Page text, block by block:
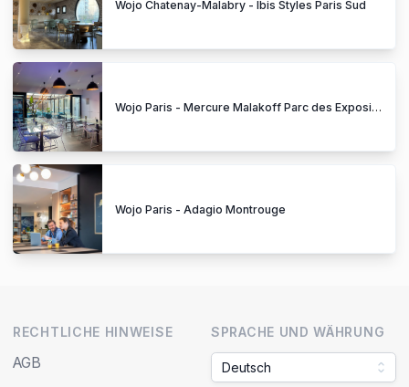
Wojo Chatenay-Malabry - Ibis Styles Paris Sud
Wojo Paris - Mercure Malakoff Parc des Expositions
Wojo Paris - Adagio Montrouge
RECHTLICHE HINWEISE
AGB
SPRACHE UND WÄHRUNG
Deutsch